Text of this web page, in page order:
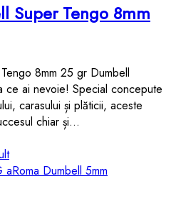
Super Tengo 8mm
8mm 25 gr Dumbell
ce ai nevoie! Special concepute
carasului și plăticii, aceste
chiar și…